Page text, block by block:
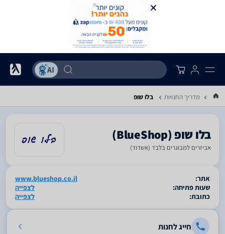
מדריך החנויות בלו שופ
אביזרים למבוגרים בלבד (אשדוד)
אתר:
www.blueshop.co.il
שעות פתיחה:
לצפייה
כתובת:
לצפייה
חייג לחנות